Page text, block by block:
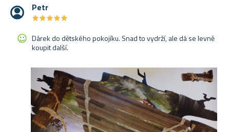
Petr
★★★★★
★★★★★
Dárek do dětského pokojíku. Snad to vydrží, ale dá se levně
koupit další.